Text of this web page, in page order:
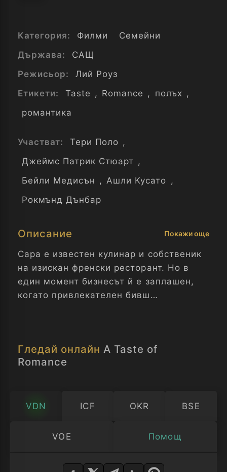
Категория: Филми
Семейни
Държава:
САЩ
Режисьор:
Лий Роуз
Етикети:
Taste , Romance , полъх ,
романтика
Участват: Тери Поло ,
Джеймс Патрик Стюарт ,
Бейли Медисън , Ашли Кусато ,
Рокмънд Дънбар
Описание Покажи още
Сара е известен кулинар и собственик
на изискан френски ресторант. Но в
един момент бизнесът й е заплашен,
когато привлекателен бивш
клиентела.
отношенията между собствениците им
романс…
Гледай онлайнA Taste of
Romance
VDN ICF OKR BSE
VOE Помощ
Изберете